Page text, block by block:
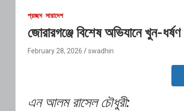
প্রচ্ছদ সারাদেশ
জোরারগঞ্জে বিশেষ অভিযানে খুন-
February 28, 2026 swadhin
এন আলম রাসেল চৌধুরী: